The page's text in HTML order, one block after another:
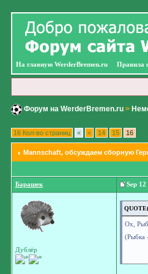
На главную WerderBremen.ru Правила
Форум на WerderBremen.ru>
16 Кол-во страниц « < 14 15 16
Mannschaft, обсуждаем сборную
Барашек Sep 12
Дублёр
Ох,
(Рыбка